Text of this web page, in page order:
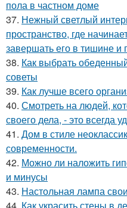
пола в частном доме
37. Нежный светлый
пространство, где
завершать его в тишине и
38. Как выбрать
советы
39. Как лучше всего
40. Смотреть на людей,
своего дела, - это всегда
41. Дом в стиле
современности.
42. Можно ли наложить
и минусы
43. Настольная лампа